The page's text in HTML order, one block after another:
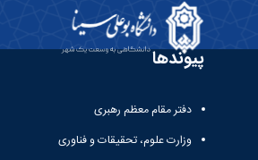
پیوندها
دفتر مقام معظم رهبری
وزارت علوم، تحقیقات و فناوری